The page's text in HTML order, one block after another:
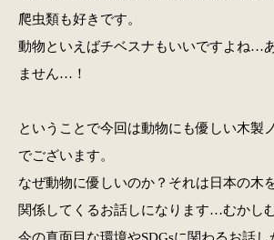
爬虫類も好きです。
動物といえばチベスナもいいですよね…
ません…！
ということで今回は動物にも優しい木製
でございます。
なぜ動物に優しいのか？それは日本の木
関係してくるお話しになります…むかし
今の真面目な環境やSDGsに関わるお話し